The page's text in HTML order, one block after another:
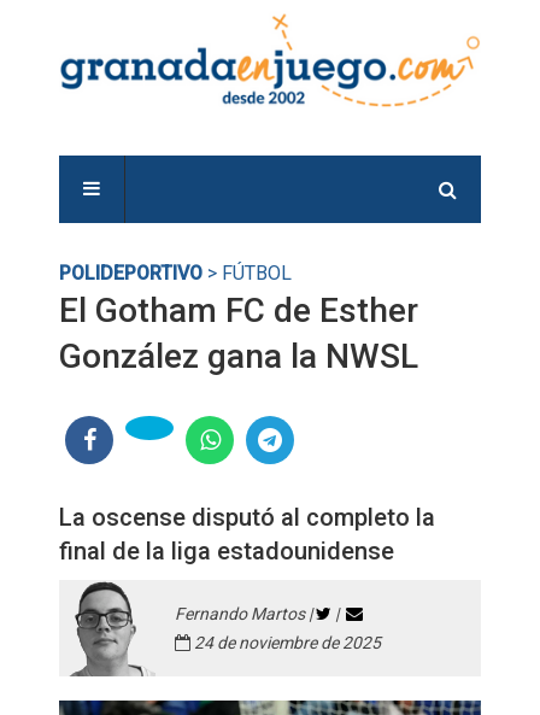
POLIDEPORTIVO > FÚTBOL
El Gotham FC de Esther
González gana la NWSL
La oscense disputó al completo la
final de la liga estadounidense
Fernando Martos |
|
24 de noviembre de 2025